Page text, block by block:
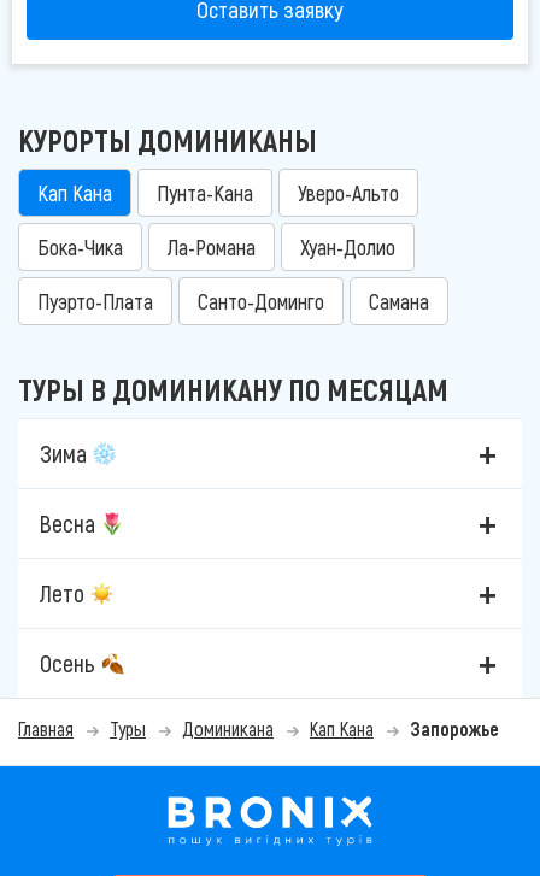
Оставить заявку
КУРОРТЫ ДОМИНИКАНЫ
Кап Кана Пунта-Кана Уверо-Альто
Бока-Чика Ла-Романа Хуан-Долио
Пуэрто-Плата Санто-Доминго Самана
ТУРЫ В ДОМИНИКАНУ ПО МЕСЯЦАМ
Зима
Весна
Лето
Осень
Главная Туры Доминикана Кап Кана Запорожье